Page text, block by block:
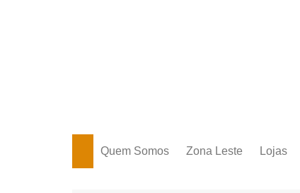
Quem Somos Zona Leste Lojas